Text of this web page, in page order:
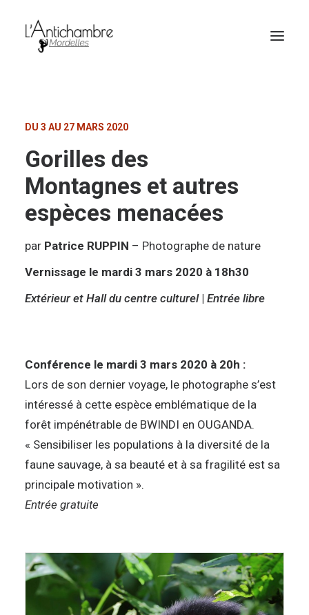
Billetterie
DU 3 AU 27 MARS 2020
Gorilles des
Montagnes et autres
espèces menacées
par Patrice RUPPIN – Photographe de nature
Vernissage le mardi 3 mars 2020 à 18h30
Extérieur et Hall du centre culturel | Entrée libre
Conférence le mardi 3 mars 2020 à 20h :
Lors de son dernier voyage, le photographe s’est
intéressé à cette espèce emblématique de la
forêt impénétrable de BWINDI en OUGANDA.
« Sensibiliser les populations à la diversité de la
faune sauvage, à sa beauté et à sa fragilité est sa
principale motivation ».
Entrée gratuite